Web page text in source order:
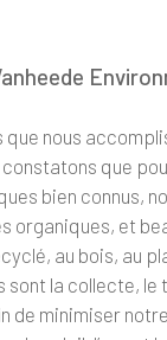
nous
que
bien connus,
et
au bois, au
la collecte,
de minimiser